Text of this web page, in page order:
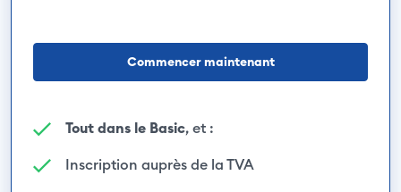
Commencer maintenant
Tout dans le Basic, et :
Inscription auprès de la TVA